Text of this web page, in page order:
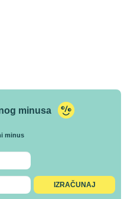
minusa
minus